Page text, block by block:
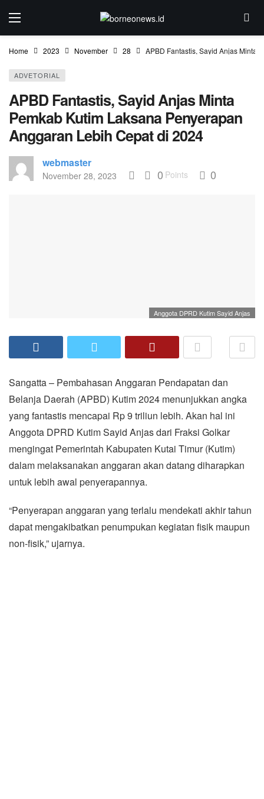
Home 2023 November 28 APBD Fantastis, Sayid Anjas Minta
ADVETORIAL
APBD Fantastis, Sayid Anjas Minta
Pemkab Kutim Laksana Penyerapan
Anggaran Lebih Cepat di 2024
webmaster
November 28, 2023 0 Points 0
Anggota DPRD Kutim Sayid Anjas
Sangatta – Pembahasan Anggaran Pendapatan dan
Belanja Daerah (APBD) Kutim 2024 menunjukkan angka
yang fantastis mencapai Rp 9 triliun lebih. Akan hal ini
Anggota DPRD Kutim Sayid Anjas dari Fraksi Golkar
mengingat Pemerintah Kabupaten Kutai Timur (Kutim)
dalam melaksanakan anggaran akan datang diharapkan
untuk lebih awal penyerapannya.
“Penyerapan anggaran yang terlalu mendekati akhir tahun
dapat mengakibatkan penumpukan kegiatan fisik maupun
non-fisik,” ujarnya.